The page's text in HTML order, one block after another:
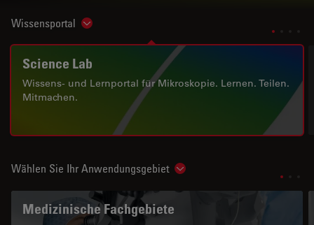
Wissensportal Show subnavigation
Science Lab
Wissens- und Lernportal für Mikroskopie. Lernen. Teilen.
Mitmachen.
Wählen Sie Ihr Anwendungsgebiet Show subnavigation
Medizinische Fachgebiete